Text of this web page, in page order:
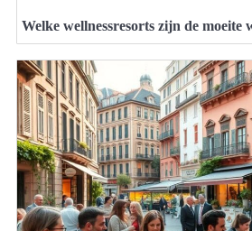
Welke wellnessresorts zijn de moeite